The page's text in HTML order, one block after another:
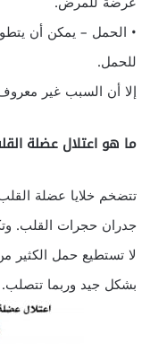
• الحمل – يمكن أن
للحمل.
إلا أن السبب غير
ما هو اعتلال عضلة
تتضخم خلايا عضلة
جدران حجرات القلب.
لا تستطيع حمل الكثير
بشكل جيد وربما تتصلب.